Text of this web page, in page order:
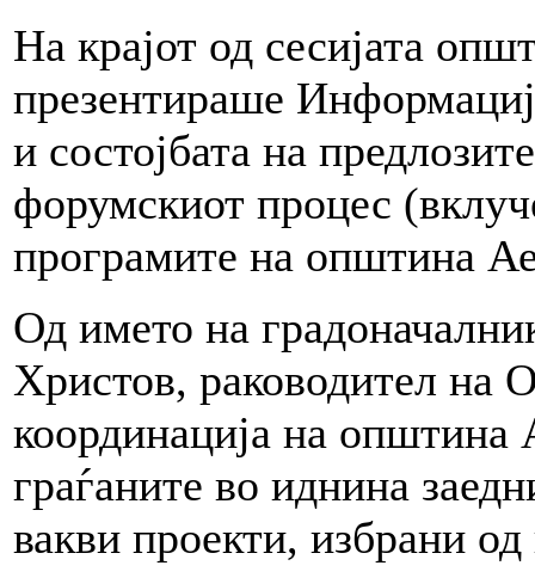
На крајот од сесијата
презентираше
и состојбата на
форумскиот процес
програмите на општина
Од името на
Христов, раководител на
координација на
граѓаните во иднина
вакви проекти, избрани